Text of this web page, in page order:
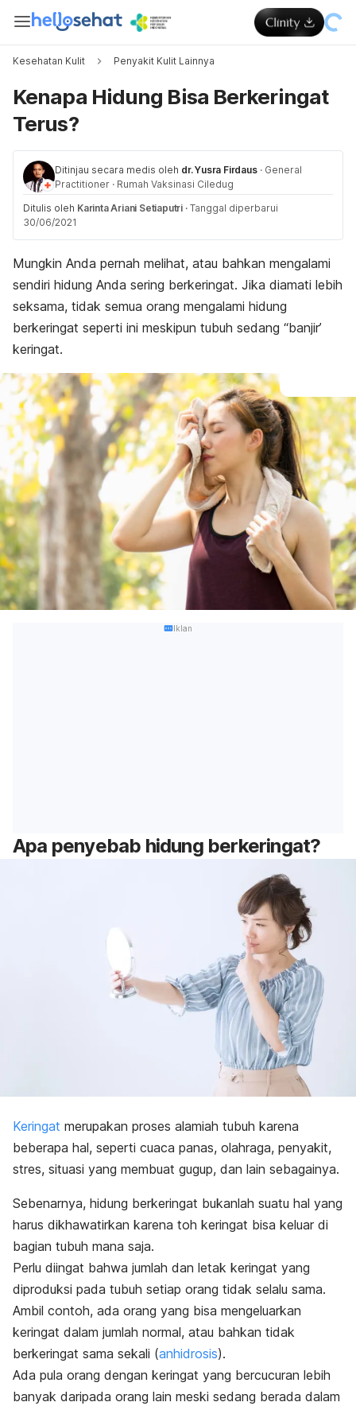
Kesehatan Kulit Penyakit Kulit Lainnya
Kenapa Hidung Bisa Berkeringat
Terus?
Ditinjau secara medis oleh dr. Yusra Firdaus · General
Practitioner · Rumah Vaksinasi Ciledug
Ditulis oleh Karinta Ariani Setiaputri · Tanggal diperbarui
30/06/2021
Mungkin Anda pernah melihat, atau bahkan mengalami
sendiri hidung Anda sering berkeringat. Jika diamati lebih
seksama, tidak semua orang mengalami hidung
berkeringat seperti ini meskipun tubuh sedang “banjir’
keringat.
Iklan
Apa penyebab hidung berkeringat?
Keringat merupakan proses alamiah tubuh karena
beberapa hal, seperti cuaca panas, olahraga, penyakit,
stres, situasi yang membuat gugup, dan lain sebagainya.
Sebenarnya, hidung berkeringat bukanlah suatu hal yang
harus dikhawatirkan karena toh keringat bisa keluar di
bagian tubuh mana saja.
Perlu diingat bahwa jumlah dan letak keringat yang
diproduksi pada tubuh setiap orang tidak selalu sama.
Ambil contoh, ada orang yang bisa mengeluarkan
keringat dalam jumlah normal, atau bahkan tidak
berkeringat sama sekali (anhidrosis).
Ada pula orang dengan keringat yang bercucuran lebih
banyak daripada orang lain meski sedang berada dalam